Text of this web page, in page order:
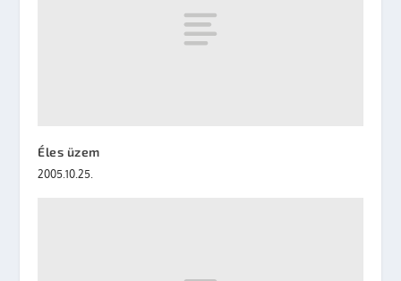
Éles üzem
2005.10.25.